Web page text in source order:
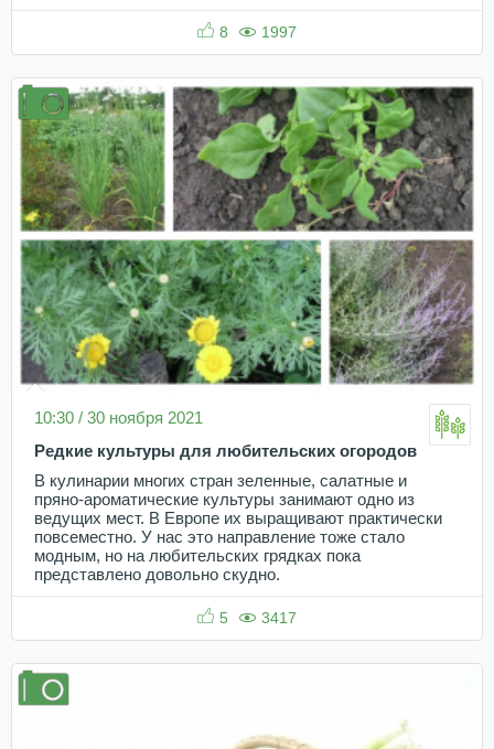
8 1997
10:30 / 30 ноября 2021
Редкие культуры для любительских огородов
В кулинарии многих стран зеленные, салатные и
пряно-ароматические культуры занимают одно из
ведущих мест. В Европе их выращивают практически
повсеместно. У нас это направление тоже стало
модным, но на любительских грядках пока
представлено довольно скудно.
5 3417